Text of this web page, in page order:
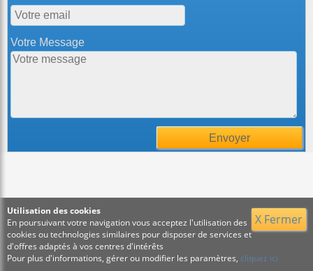
Votre Message
X Fermer
Utilisation des cookies
En poursuivant votre navigation vous acceptez l'utilisation des
cookies ou technologies similaires pour disposer de services et
d'offres adaptés à vos centres d'intérêts
Pour plus d'informations, gérer ou modifier les paramètres, cliquez ici